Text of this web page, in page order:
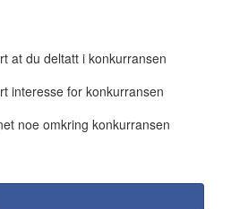
at du deltatt i konkurransen
interesse for konkurransen
noe omkring konkurransen